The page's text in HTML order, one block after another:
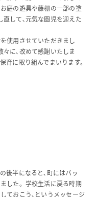
庭の遊具や藤棚の一部の塗
して､元気な園児を迎えた
使用させていただきまし
に､改めて感謝いたしま
育に取り組んでまいります。
後半になると､町にはバッ
した。学校生活に戻る時期
ておこう､というメッセージ